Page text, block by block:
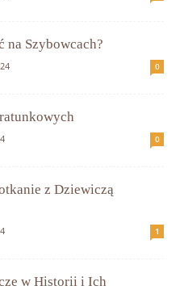
na Szybowcach?
0
0
z Dziewiczą
1
w Historii i Ich